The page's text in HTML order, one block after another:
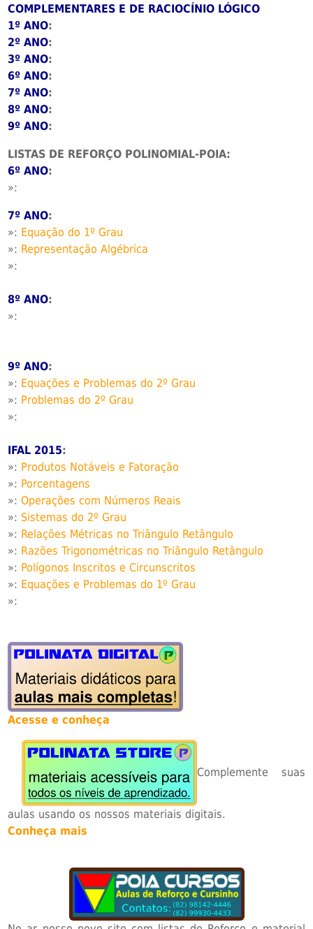
COMPLEMENTARES E DE RACIOCÍNIO LÓGICO
1º ANO:
2º ANO:
3º ANO:
6º ANO:
7º ANO:
8º ANO:
9º ANO:
LISTAS DE REFORÇO POLINOMIAL-POIA:
6º ANO:
»:
7º ANO:
»: Equação do 1º Grau
»: Representação Algébrica
»:
8º ANO:
»:
9º ANO:
»: Equações e Problemas do 2º Grau
»: Problemas do 2º Grau
»:
IFAL 2015:
»: Produtos Notáveis e Fatoração
»: Porcentagens
»:Operações com Números Reais
»: Sistemas do 2º Grau
»: Relações Métricas no Triângulo Retângulo
»: Razões Trigonométricas no Triângulo Retângulo
»: Polígonos Inscritos e Circunscritos
»: Equações e Problemas do 1º Grau
»:
Acesse e conheça
Complemente suas
aulas usando os nossos materiais digitais.
Conheça mais